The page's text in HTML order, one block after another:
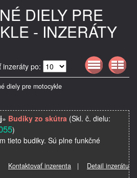
DIELY PRE
- INZERÁTY
inzeráty po:
diely pre motocykle
» Budiky zo skútra (Skl. č. dielu:
)
tieto budiky. Sú plne funkčné
Kontaktovať inzerenta | Detail inzerátu